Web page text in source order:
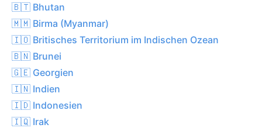
🇧🇹 Bhutan
🇲🇲 Birma (Myanmar)
🇮🇴 Britisches Territorium im Indischen Ozean
🇧🇳 Brunei
🇬🇪 Georgien
🇮🇳 Indien
🇮🇩 Indonesien
🇮🇶 Irak